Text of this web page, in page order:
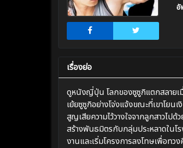
อั
เรื่องย่อ
ดูหนังญี่ปุ่น โลกของซูซูกิแตกสลายเมื่
เย้ยซูซูกิอย่างโจ่งแจ้งขณะที่เขาโยน
สูญเสียความไว้วางใจจากลูกสาวไป
สร้างพันธมิตรกับกลุ่มประหลาดในโ
งานและเริ่มโครงการลงโทษเพื่อทว